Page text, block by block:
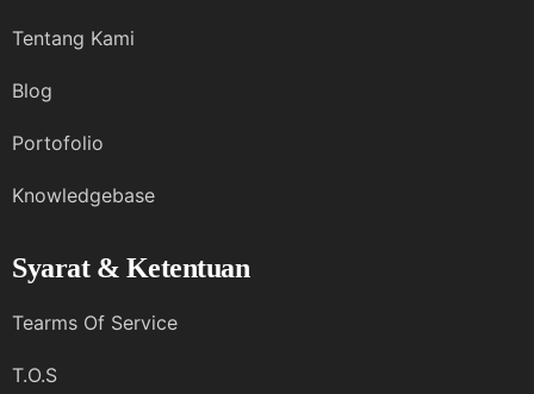
Tentang Kami
Blog
Portofolio
Knowledgebase
Syarat & Ketentuan
Tearms Of Service
T.O.S